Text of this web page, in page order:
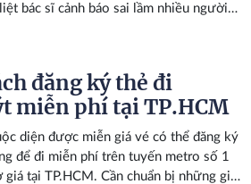
bác sĩ cảnh báo sai lầm nhiều người
đăng ký thẻ đi
miễn phí tại TP.HCM
diện được miễn giá vé có thể đăng ký
để đi miễn phí trên tuyến metro số 1
tại TP.HCM. Cần chuẩn bị những giấy